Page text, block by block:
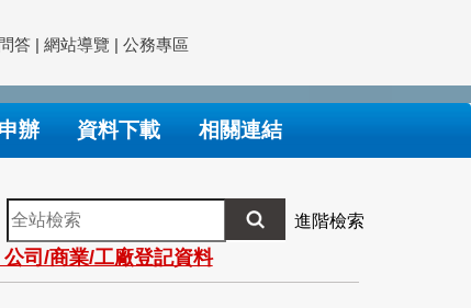
答 | 網站導覽 | 公務專區
辦 資料下載 相關連結
全
站
檢
索
進階檢索
公司/商業/工廠登記資料